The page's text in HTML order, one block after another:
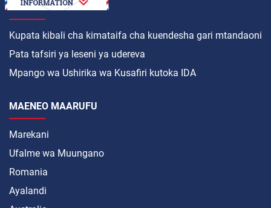
JINSI YA
Kupata kibali cha kimataifa cha kuendesha gari mtandaoni
Pata tafsiri ya leseni ya udereva
Mpango wa Ushirika wa Kusafiri kutoka IDA
MAENEO MAARUFU
Marekani
Ufalme wa Muungano
Romania
Ayalandi